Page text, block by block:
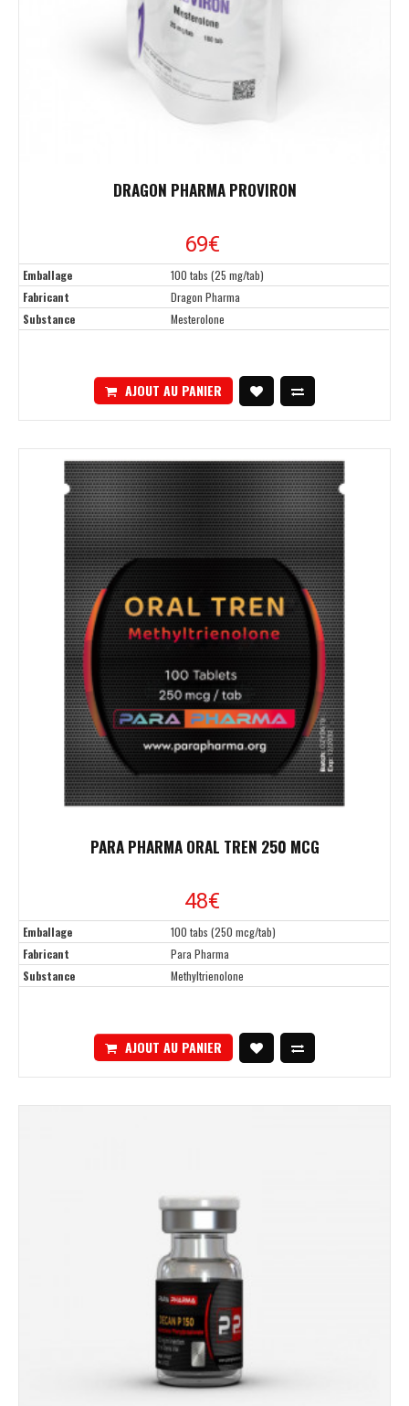
DRAGON PHARMA PROVIRON
69€
Emballage
100 tabs (25 mg/tab)
Fabricant
Dragon Pharma
Substance
Mesterolone
AJOUT AU PANIER
PARA PHARMA ORAL TREN 250 MCG
48€
Emballage
100 tabs (250 mcg/tab)
Fabricant
Para Pharma
Substance
Methyltrienolone
AJOUT AU PANIER